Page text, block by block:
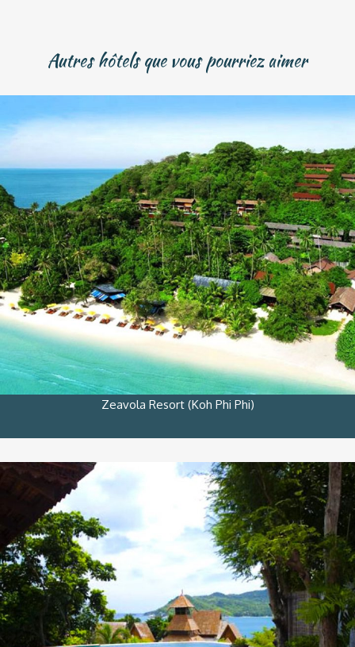
Autres hôtels que vous pourriez aimer
Zeavola Resort (Koh Phi Phi)